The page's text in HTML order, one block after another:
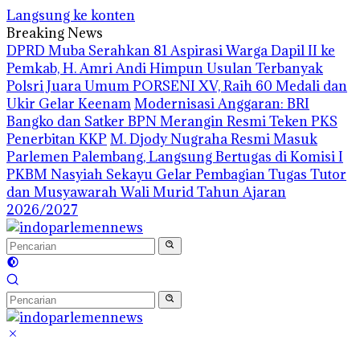
Langsung ke konten
Breaking News
DPRD Muba Serahkan 81 Aspirasi Warga Dapil II ke
Pemkab, H. Amri Andi Himpun Usulan Terbanyak
Polsri Juara Umum PORSENI XV, Raih 60 Medali dan
Ukir Gelar KeenamModernisasi Anggaran: BRI
Bangko dan Satker BPN Merangin Resmi Teken PKS
Penerbitan KKP M. Djody Nugraha Resmi Masuk
Parlemen Palembang, Langsung Bertugas di Komisi I
PKBM Nasyiah Sekayu Gelar Pembagian Tugas Tutor
dan Musyawarah Wali Murid Tahun Ajaran
2026/2027